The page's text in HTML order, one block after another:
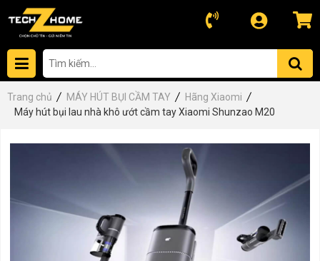
Trang chủ MÁY HÚT BỤI CẦM TAY
Hãng Xiaomi
Máy hút bụi lau nhà khô ướt cầm tay Xiaomi Shunzao M20